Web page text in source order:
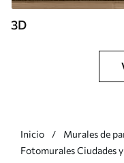
3D
Inicio
Murales de
Fotomurales Ciudades y